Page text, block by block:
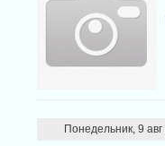
Понедельник, 9